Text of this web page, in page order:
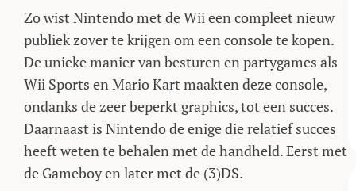
Zo wist Nintendo met de Wii een compleet nieuw
publiek zover te krijgen om een console te kopen.
De unieke manier van besturen en partygames als
Wii Sports en Mario Kart maakten deze console,
ondanks de zeer beperkt graphics, tot een succes.
Daarnaast is Nintendo de enige die relatief succes
heeft weten te behalen met de handheld. Eerst met
de Gameboy en later met de (3)DS.